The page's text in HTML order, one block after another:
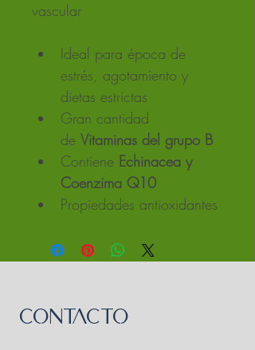
vascular
Ideal para época de
estrés, agotamiento y
dietas estrictas
Gran cantidad
de Vitaminas del grupo B
Contiene Echinacea y
Coenzima Q10
Propiedades antioxidantes
CONTACTO